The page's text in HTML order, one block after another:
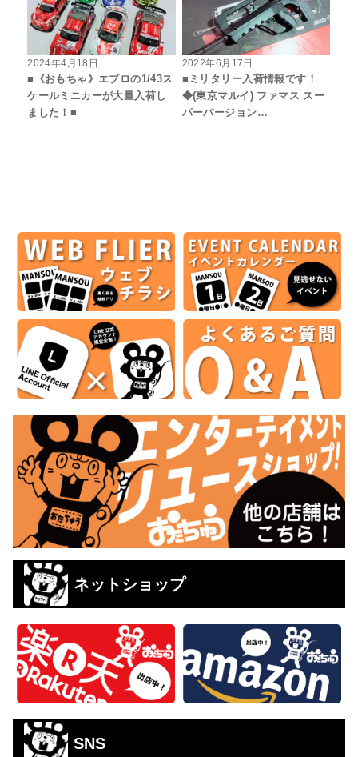
2024年4月18日
■《おもちゃ》エブロの1/43ス
ケールミニカーが大量入荷し
ました！■
2022年6月17日
■ミリタリー入荷情報です！
◆(東京マルイ) ファマス スー
パーバージョン…
ネットショップ
SNS